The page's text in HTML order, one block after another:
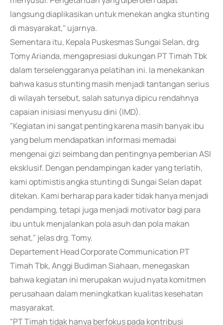
langsung diaplikasikan untuk menekan angka stunting
di masyarakat," ujarnya.
Sementara itu, Kepala Puskesmas Sungai Selan, drg.
Tomy Arianda, mengapresiasi dukungan PT Timah Tbk
dalam terselenggaranya pelatihan ini. Ia menekankan
bahwa kasus stunting masih menjadi tantangan serius
di wilayah tersebut, salah satunya dipicu rendahnya
capaian inisiasi menyusu dini (IMD).
"Kegiatan ini sangat penting karena masih banyak ibu
yang belum mendapatkan informasi memadai
mengenai gizi seimbang dan pentingnya pemberian ASI
eksklusif. Dengan pendampingan kader yang terlatih,
kami optimistis angka stunting di Sungai Selan dapat
ditekan. Kami berharap para kader tidak hanya menjadi
pendamping, tetapi juga menjadi motivator bagi para
ibu untuk menjalankan pola asuh dan pola makan
sehat," jelas drg. Tomy.
Departement Head Corporate Communication PT
Timah Tbk, Anggi Budiman Siahaan, menegaskan
bahwa kegiatan ini merupakan wujud nyata komitmen
perusahaan dalam meningkatkan kualitas kesehatan
masyarakat.
"PT Timah tidak hanya berfokus pada kontribusi